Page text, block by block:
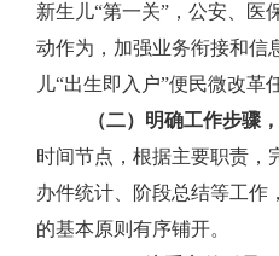
新生儿“第一关” ，公安、医
动作为，加强业务衔接和信
儿“出生即入户”便民微改革
（二）明确工作步骤
时间节点，根据主要职责，
办件统计、阶段总结等工作
的基本原则有序铺开。